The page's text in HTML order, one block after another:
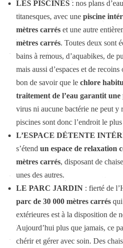
LES PISCINES : nos plans
titanesques, avec une piscine
mètres carrés et une autre
mètres carrés. Toutes deux sont
bains à remous, d’aquabikes, de
mais aussi d’espaces et de
bon de savoir que le chlore
traitement de l’eau garantit
virus ni aucune bactérie ne peut y
piscines sont donc l’endroit le
L’ESPACE DÉTENTE
s’étend un espace de relaxation
mètres carrés, disposant de
unes des autres.
LE PARC JARDIN : fierté de
parc de 30 000 mètres carrés
extérieures est à la disposition de
Aujourd’hui plus que jamais, ce
chérir et gérer avec soin. Des